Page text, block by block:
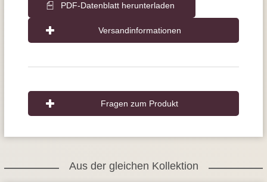
PDF-Datenblatt herunterladen
Versandinformationen
Fragen zum Produkt
Aus der gleichen Kollektion